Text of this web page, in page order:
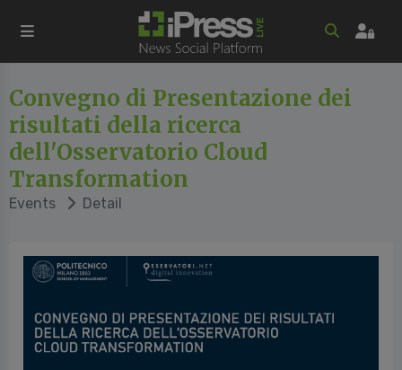
Convegno di Presentazione dei
risultati della ricerca
dell'Osservatorio Cloud
Transformation
Events Detail